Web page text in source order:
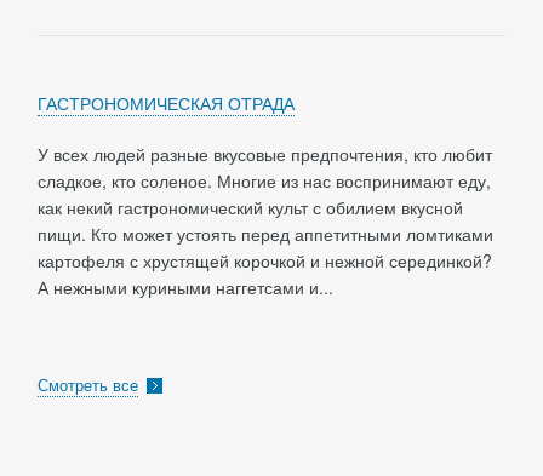
ГАСТРОНОМИЧЕСКАЯ ОТРАДА
У всех людей разные вкусовые предпочтения, кто любит
сладкое, кто соленое. Многие из нас воспринимают еду,
как некий гастрономический культ с обилием вкусной
пищи. Кто может устоять перед аппетитными ломтиками
картофеля с хрустящей корочкой и нежной серединкой?
А нежными куриными наггетсами и...
Смотреть все